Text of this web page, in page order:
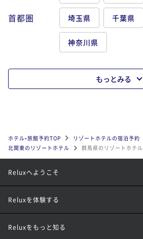
首都圏 埼玉県 千葉県
神奈川県
もっとみる
ホテル•旅館予約TOP
リゾートホテルの宿泊予約
北関東のリゾートホテル
群馬県のリゾートホテル
Reluxへようこそ
Reluxを体験する
Reluxをもっと知る